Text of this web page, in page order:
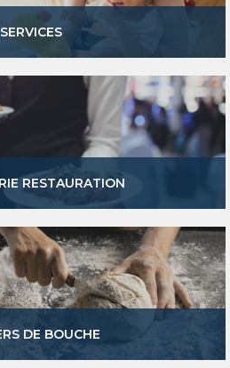
SERVICES
RESTAURATION
DE BOUCHE